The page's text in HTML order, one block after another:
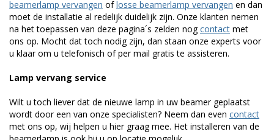
beamerlamp vervangen oflosse beamerlamp vervangen en dan
moet de installatie al redelijk duidelijk zijn. Onze klanten nemen
na het toepassen van deze pagina´s zelden nogcontact met
ons op. Mocht dat toch nodig zijn, dan staan onze experts voor
u klaar om u telefonisch of per mail gratis te assisteren.
Lamp vervang service
Wilt u toch liever dat de nieuwe lamp in uw beamer geplaatst
wordt door een van onze specialisten? Neem dan even contact
met ons op, wij helpen u hier graag mee. Het installeren van de